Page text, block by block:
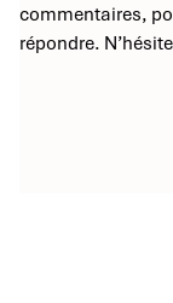
commentaires,
répondre.